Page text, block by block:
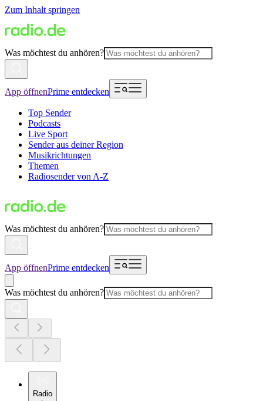
Zum Inhalt springen
Was möchtest du anhören?
App öffnenPrime entdecken
Top Sender
Podcasts
Live Sport
Sender aus deiner Region
Musikrichtungen
Themen
Radiosender von A-Z
Was möchtest du anhören?
App öffnenPrime entdecken
Was möchtest du anhören?
Radio